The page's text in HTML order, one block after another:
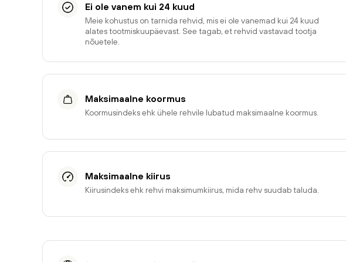
Ei ole vanem kui 24 kuud
Meie kohustus on tarnida rehvid, mis ei ole vanemad kui 24 kuud
alates tootmiskuupäevast. See tagab, et rehvid vastavad tootja
nõuetele.
Maksimaalne koormus
Koormusindeks ehk ühele rehvile lubatud maksimaalne koormus.
Maksimaalne kiirus
Kiirusindeks ehk rehvi maksimumkiirus, mida rehv suudab taluda.